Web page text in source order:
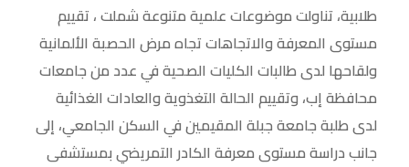
طلابية، تناولت موضوعات علمية متنوعة شملت ، تقييم
مستوى المعرفة والاتجاهات تجاه مرض الحصبة الألمانية
ولقاحها لدى طالبات الكليات الصحية في عدد من جامعات
محافظة إب، وتقييم الحالة التغذوية والعادات الغذائية
لدى طلبة جامعة جبلة المقيمين في السكن الجامعي، إلى
جانب دراسة مستوى معرفة الكادر التمريضي بمستشفى